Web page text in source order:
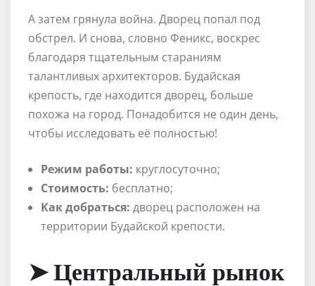
А затем грянула война. Дворец попал под
обстрел. И снова, словно Феникс, воскрес
благодаря тщательным стараниям
талантливых архитекторов. Будайская
крепость, где находится дворец, больше
похожа на город. Понадобится не один день,
чтобы исследовать её полностью!
Режим работы: круглосуточно;
Стоимость: бесплатно;
Как добраться: дворец расположен на
территории Будайской крепости.
➤ Центральный рынок